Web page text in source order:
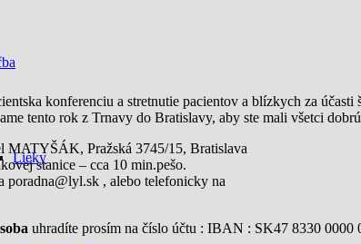
Lieky
konferenciu a stretnutie pacientov a blízkych za
tento rok z Trnavy do Bratislavy, aby ste mali všetci
MATYŠÁK, Pražská 3745/15, Bratislava
stanice – cca 10 min.pešo.
poradna@lyl.sk , alebo telefonicky na
uhradíte prosím na číslo účtu : IBAN : SK47 8330 0000